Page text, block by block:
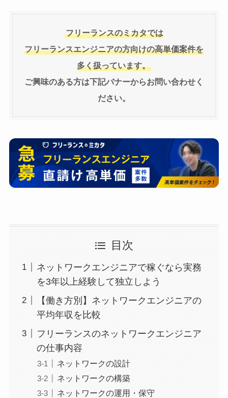
フリーランスのミカタでは
フリーランスエンジニアの方向けの高単価案件を
多く扱っています。
ご興味のある方は下記バナーからお問い合わせく
ださい。
目次
ネットワークエンジニアで稼ぐなら実務
を3年以上経験して独立しよう
【働き方別】ネットワークエンジニアの
平均年収を比較
フリーランスのネットワークエンジニア
の仕事内容
ネットワークの設計
ネットワークの構築
ネットワークの運用・保守